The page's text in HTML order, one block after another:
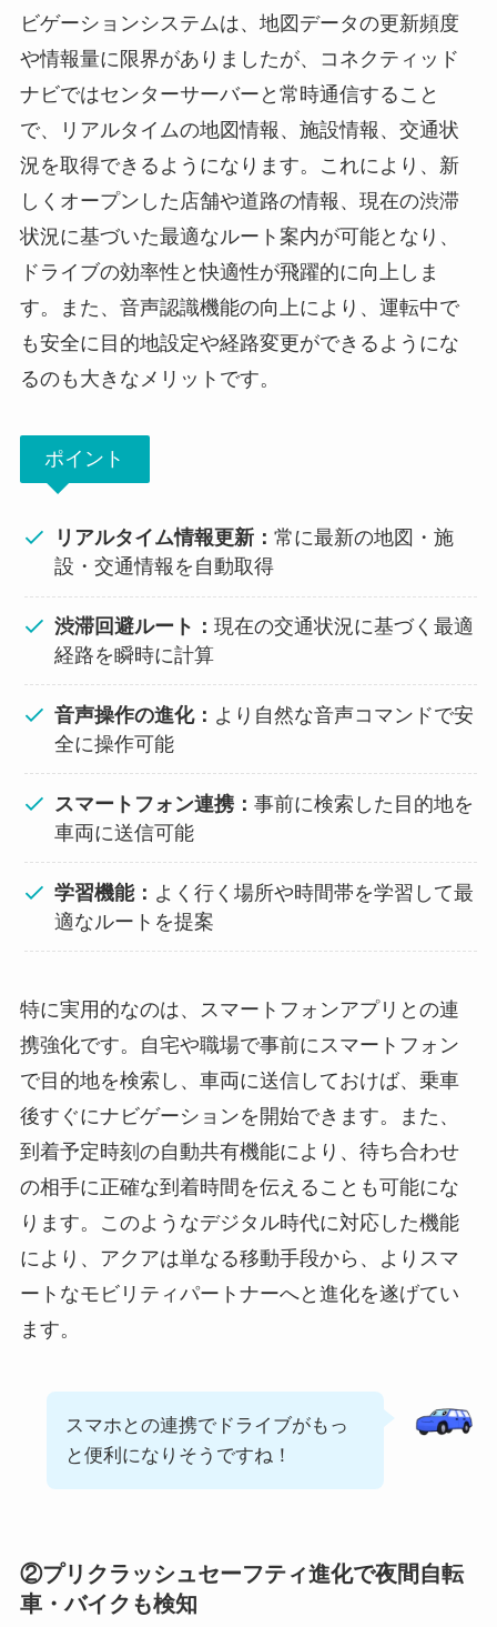
ビゲーションシステムは、地図データの更新頻度
や情報量に限界がありましたが、コネクティッド
ナビではセンターサーバーと常時通信すること
で、リアルタイムの地図情報、施設情報、交通状
況を取得できるようになります。これにより、新
しくオープンした店舗や道路の情報、現在の渋滞
状況に基づいた最適なルート案内が可能となり、
ドライブの効率性と快適性が飛躍的に向上しま
す。また、音声認識機能の向上により、運転中で
も安全に目的地設定や経路変更ができるようにな
るのも大きなメリットです。
ポイント
リアルタイム情報更新：常に最新の地図・施
設・交通情報を自動取得
渋滞回避ルート：現在の交通状況に基づく最適
経路を瞬時に計算
音声操作の進化： より自然な音声コマンドで安
全に操作可能
スマートフォン連携：事前に検索した目的地を
車両に送信可能
学習機能： よく行く場所や時間帯を学習して最
適なルートを提案
特に実用的なのは、スマートフォンアプリとの連
携強化です。自宅や職場で事前にスマートフォン
で目的地を検索し、車両に送信しておけば、乗車
後すぐにナビゲーションを開始できます。また、
到着予定時刻の自動共有機能により、待ち合わせ
の相手に正確な到着時間を伝えることも可能にな
ります。このようなデジタル時代に対応した機能
により、アクアは単なる移動手段から、よりスマ
ートなモビリティパートナーへと進化を遂げてい
ます。
スマホとの連携でドライブがもっ
と便利になりそうですね！
②プリクラッシュセーフティ進化で夜間自転
車・バイクも検知